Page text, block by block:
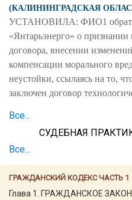
ГРАЖДАНСКИЙ КОДЕКС ЧАСТЬ 1
Глава 1. ГРАЖДАНСКОЕ
(КАЛИНИНГРАДСКАЯ
УСТАНОВИЛА: ФИО1
«Янтарьэнерго» о
договора, внесении
компенсации морального
неустойки, ссылаясь на то,
заключен договор
Все...
СУДЕБНАЯ
Все...